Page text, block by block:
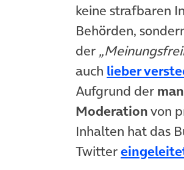
keine strafbaren
Behörden,
der
auch lieber
Aufgrund der
Moderationvon
Inhalten hat das
Twitter